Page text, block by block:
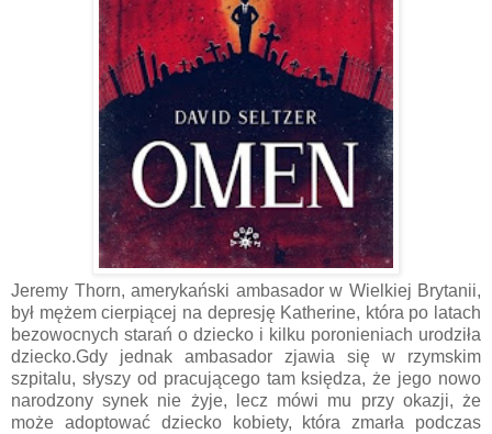
Jeremy Thorn, amerykański ambasador w Wielkiej Brytanii,
był mężem cierpiącej na depresję Katherine, która po latach
bezowocnych starań o dziecko i kilku poronieniach urodziła
dziecko.Gdy jednak ambasador zjawia się w rzymskim
szpitalu, słyszy od pracującego tam księdza, że jego nowo
narodzony synek nie żyje, lecz mówi mu przy okazji, że
może adoptować dziecko kobiety, która zmarła podczas